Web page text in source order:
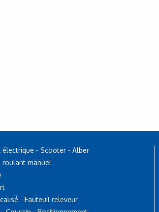
électrique - Scooter - Alber
roulant manuel
- Fauteuil releveur